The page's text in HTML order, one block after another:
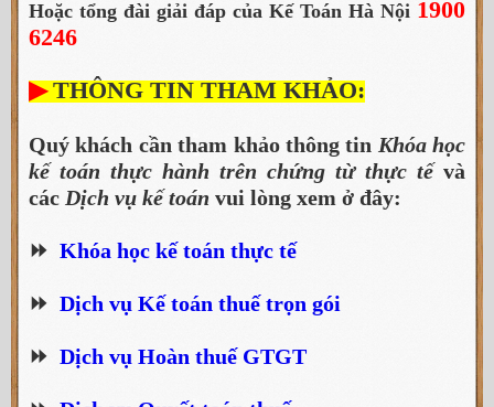
Hoặc tổng đài giải đáp của Kế Toán Hà Nội 1900
6246
▶ THÔNG TIN THAM KHẢO:
Quý khách cần tham khảo thông tin Khóa học
kế toán thực hành trên chứng từ thực tếvà
các Dịch vụ kế toán vui lòng xem ở đây:
⏩ Khóa học kế toán thực tế
⏩ Dịch vụ Kế toán thuế trọn gói
⏩ Dịch vụ Hoàn thuế GTGT